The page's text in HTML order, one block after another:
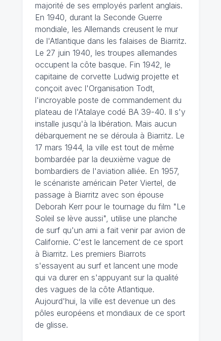
majorité de ses employés parlent anglais.
En 1940, durant la Seconde Guerre
mondiale, les Allemands creusent le mur
de l'Atlantique dans les falaises de Biarritz.
Le 27 juin 1940, les troupes allemandes
occupent la côte basque. Fin 1942, le
capitaine de corvette Ludwig projette et
conçoit avec l'Organisation Todt,
l'incroyable poste de commandement du
plateau de l'Atalaye codé BA 39-40. Il s'y
installe jusqu'à la libération. Mais aucun
débarquement ne se déroula à Biarritz. Le
17 mars 1944, la ville est tout de même
bombardée par la deuxième vague de
bombardiers de l'aviation alliée. En 1957,
le scénariste américain Peter Viertel, de
passage à Biarritz avec son épouse
Deborah Kerr pour le tournage du film "Le
Soleil se lève aussi", utilise une planche
de surf qu'un ami a fait venir par avion de
Californie. C'est le lancement de ce sport
à Biarritz. Les premiers Biarrots
s'essayent au surf et lancent une mode
qui va durer en s'appuyant sur la qualité
des vagues de la côte Atlantique.
Aujourd'hui, la ville est devenue un des
pôles européens et mondiaux de ce sport
de glisse.